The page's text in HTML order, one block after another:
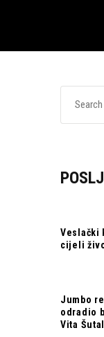
Veslački
cijeli
Jumbo
odradio
Vita